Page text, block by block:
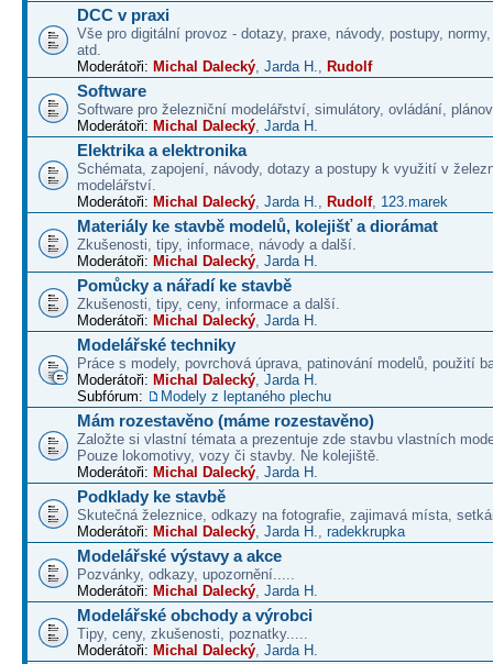
DCC v praxi
Vše pro digitální provoz - dotazy, praxe, návody, postupy,
atd.
Moderátoři: Michal Dalecký, Jarda H., Rudolf
Software
Software pro železniční modelářství, simulátory, ovládání,
Moderátoři: Michal Dalecký, Jarda H.
Elektrika a elektronika
Schémata, zapojení, návody, dotazy a postupy k využití v
modelářství.
Moderátoři: Michal Dalecký, Jarda H., Rudolf, 123.marek
Materiály ke stavbě modelů, kolejišť a diorámat
Zkušenosti, tipy, informace, návody a další.
Moderátoři: Michal Dalecký, Jarda H.
Pomůcky a nářadí ke stavbě
Zkušenosti, tipy, ceny, informace a další.
Moderátoři: Michal Dalecký, Jarda H.
Modelářské techniky
Práce s modely, povrchová úprava, patinování modelů, použití
Moderátoři: Michal Dalecký, Jarda H.
Subfórum:
Modely z leptaného plechu
Mám rozestavěno (máme rozestavěno)
Založte si vlastní témata a prezentuje zde stavbu vlastních
Pouze lokomotivy, vozy či stavby. Ne kolejiště.
Moderátoři: Michal Dalecký, Jarda H.
Podklady ke stavbě
Skutečná železnice, odkazy na fotografie, zajimavá místa,
Moderátoři: Michal Dalecký, Jarda H., radekkrupka
Modelářské výstavy a akce
Pozvánky, odkazy, upozornění.....
Moderátoři: Michal Dalecký, Jarda H.
Modelářské obchody a výrobci
Tipy, ceny, zkušenosti, poznatky.....
Moderátoři: Michal Dalecký, Jarda H.